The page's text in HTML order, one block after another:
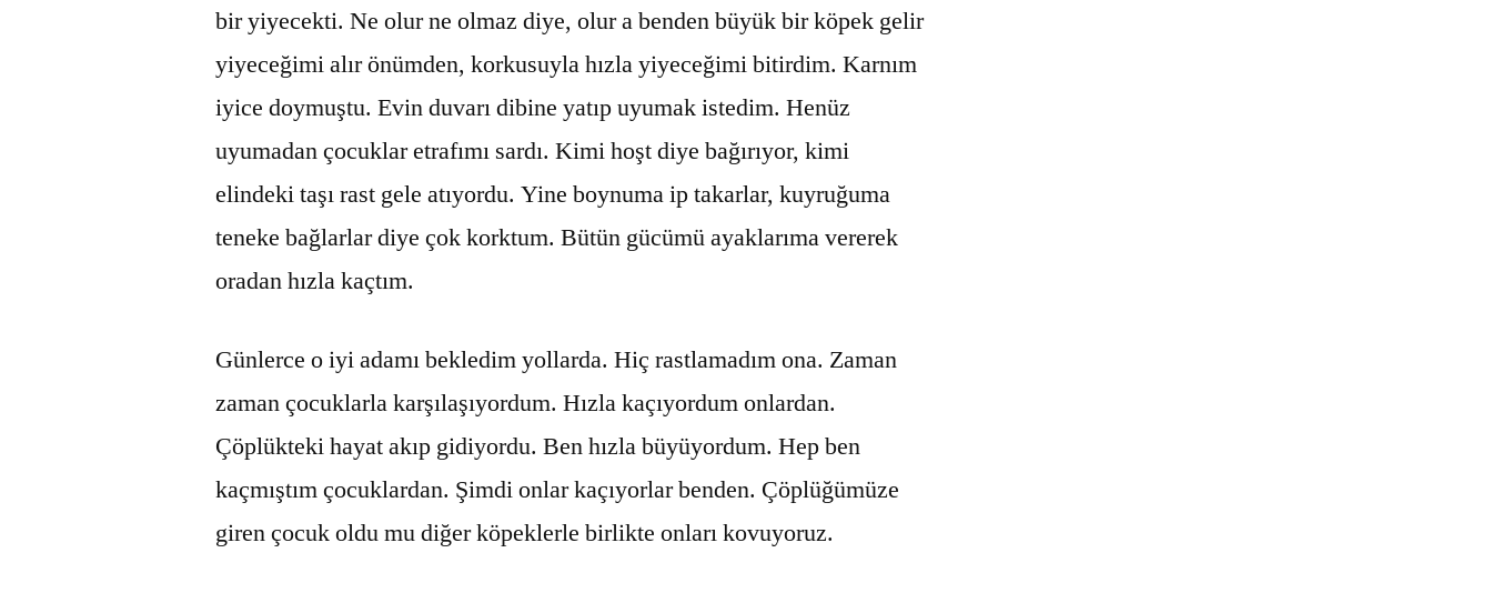
bir yiyecekti. Ne olur ne olmaz diye, olur a benden büyük bir köpek gelir
yiyeceğimi alır önümden, korkusuyla hızla yiyeceğimi bitirdim. Karnım
iyice doymuştu. Evin duvarı dibine yatıp uyumak istedim. Henüz
uyumadan çocuklar etrafımı sardı. Kimi hoşt diye bağırıyor, kimi
elindeki taşı rast gele atıyordu. Yine boynuma ip takarlar, kuyruğuma
teneke bağlarlar diye çok korktum. Bütün gücümü ayaklarıma vererek
oradan hızla kaçtım.
Günlerce o iyi adamı bekledim yollarda. Hiç rastlamadım ona. Zaman
zaman çocuklarla karşılaşıyordum. Hızla kaçıyordum onlardan.
Çöplükteki hayat akıp gidiyordu. Ben hızla büyüyordum. Hep ben
kaçmıştım çocuklardan. Şimdi onlar kaçıyorlar benden. Çöplüğümüze
giren çocuk oldu mu diğer köpeklerle birlikte onları kovuyoruz.